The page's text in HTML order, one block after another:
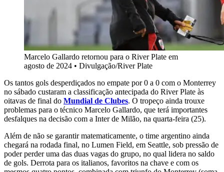
Marcelo Gallardo retornou para o River Plate em
agosto de 2024 • Divulgação/River Plate
Os tantos gols desperdiçados no empate por 0 a 0 com o Monterrey
no sábado custaram a classificação antecipada do River Plate às
oitavas de final do Mundial de Clubes. O tropeço ainda trouxe
problemas para o técnico Marcelo Gallardo, que terá importantes
desfalques na decisão com a Inter de Milão, na quarta-feira (25).
Além de não se garantir matematicamente, o time argentino ainda
chegará na rodada final, no Lumen Field, em Seattle, sob pressão de
poder perder uma das duas vagas do grupo, no qual lidera no saldo
de gols. Derrota para os italianos, favoritos na chave e com os